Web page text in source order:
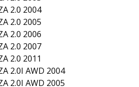
2.0 2004
2.0 2005
2.0 2006
2.0 2007
2.0 2011
2.0I AWD 2004
2.0I AWD 2005